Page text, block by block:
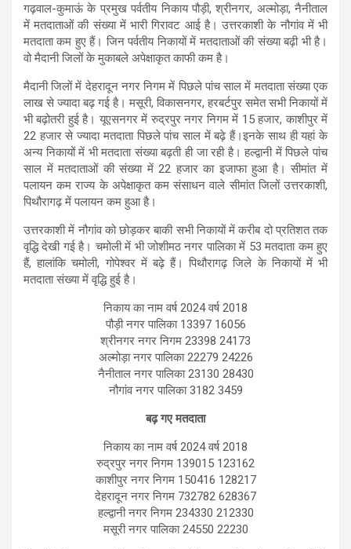
गढ़वाल-कुमाऊं के प्रमुख पर्वतीय निकाय पौड़ी, श्रीनगर, अल्मोड़ा, नैनीताल
में मतदाताओं की संख्या में भारी गिरावट आई है। उत्तरकाशी के नौगांव में भी
मतदाता कम हुए हैं। जिन पर्वतीय निकायों में मतदाताओं की संख्या बढ़ी भी है।
वो मैदानी जिलों के मुकाबले अपेक्षाकृत काफी कम है।
मैदानी जिलों में देहरादून नगर निगम में पिछले पांच साल में मतदाता संख्या एक
लाख से ज्यादा बढ़ गई है। मसूरी, विकासनगर, हरबर्टपुर समेत सभी निकायों में
भी बढ़ोतरी हुई है। यूएसनगर में रुद्रपुर नगर निगम में 15 हजार, काशीपुर में
22 हजार से ज्यादा मतदाता पिछले पांच साल में बढ़े हैं।इनके साथ ही यहां के
अन्य निकायों में भी मतदाता संख्या बढ़ती ही जा रही है। हल्द्वानी में पिछले पांच
साल में मतदाताओं की संख्या में 22 हजार का इजाफा हुआ है। सीमांत में
पलायन कम राज्य के अपेक्षाकृत कम संसाधन वाले सीमांत जिलों उत्तरकाशी,
पिथौरागढ़ में पलायन कम हुआ है।
उत्तरकाशी में नौगांव को छोड़कर बाकी सभी निकायों में करीब दो प्रतिशत तक
वृद्धि देखी गई है। चमोली में भी जोशीमठ नगर पालिका में 53 मतदाता कम हुए
हैं, हालांकि चमोली, गोपेश्वर में बढ़े हैं। पिथौरागढ़ जिले के निकायों में भी
मतदाता संख्या में वृद्धि हुई है।
निकाय का नाम वर्ष 2024 वर्ष 2018
पौड़ी नगर पालिका 13397 16056
श्रीनगर नगर निगम 23398 24173
अल्मोड़ा नगर पालिका 22279 24226
नैनीताल नगर पालिका 23130 28430
नौगांव नगर पालिका 3182 3459
बढ़ गए मतदाता
निकाय का नाम वर्ष 2024 वर्ष 2018
रुद्रपुर नगर निगम 139015 123162
काशीपुर नगर निगम 150416 128217
देहरादून नगर निगम 732782 628367
हल्द्वानी नगर निगम 234330 212330
मसूरी नगर पालिका 24550 22230